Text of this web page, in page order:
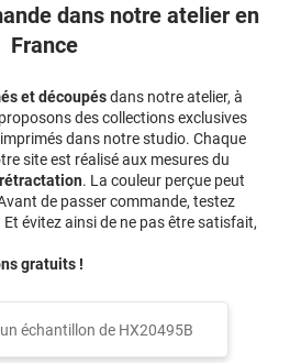
dans notre atelier en
France
et découpésdans notre atelier, à
des collections exclusives
dans notre studio. Chaque
site est réalisé aux mesures du
. La couleur perçue peut
de passer commande, testez
évitez ainsi de ne pas être satisfait,
gratuits !
échantillon de HX20495B